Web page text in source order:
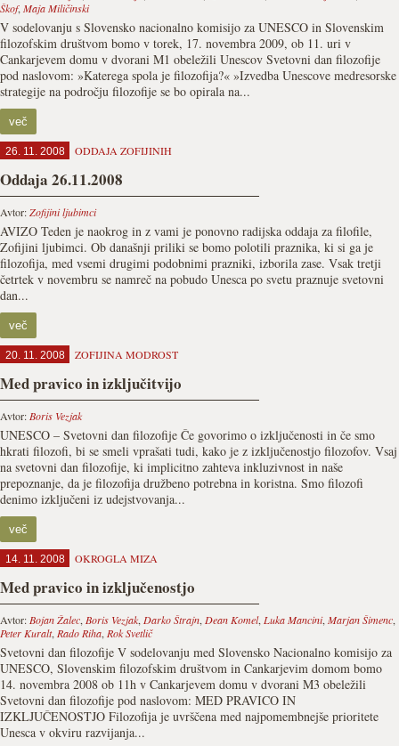
Škof, Maja Miličinski
V sodelovanju s Slovensko nacionalno komisijo za UNESCO in Slovenskim
filozofskim društvom bomo v torek, 17. novembra 2009, ob 11. uri v
Cankarjevem domu v dvorani M1 obeležili Unescov Svetovni dan filozofije
pod naslovom: »Katerega spola je filozofija?« »Izvedba Unescove medresorske
strategije na podro­čju filozofije se bo opirala na...
več
26. 11. 2008 ODDAJA ZOFIJINIH
Oddaja 26.11.2008
Avtor:Zofijini ljubimci
AVIZO Teden je naokrog in z vami je ponovno radijska oddaja za filofile,
Zofijini ljubimci. Ob današnji priliki se bomo polotili praznika, ki si ga je
filozofija, med vsemi drugimi podobnimi prazniki, izborila zase. Vsak tretji
četrtek v novembru se namreč na pobudo Unesca po svetu praznuje svetovni
dan...
več
20. 11. 2008 ZOFIJINA MODROST
Med pravico in izključitvijo
Avtor: Boris Vezjak
UNESCO – Svetovni dan filozofije Če govorimo o izključenosti in če smo
hkrati filozofi, bi se smeli vprašati tudi, kako je z izključenostjo filozofov. Vsaj
na svetovni dan filozofije, ki implicitno zahteva inkluzivnost in naše
prepoznanje, da je filozofija družbeno potrebna in koristna. Smo filozofi
denimo izključeni iz udejstvovanja...
več
14. 11. 2008 OKROGLA MIZA
Med pravico in izključenostjo
Avtor: Bojan Žalec, Boris Vezjak, Darko Štrajn, Dean Komel, Luka Mancini, Marjan Šimenc,
Peter Kuralt, Rado Riha, Rok Svetlič
Svetovni dan filozofije V sodelovanju med Slovensko Nacionalno komisijo za
UNESCO, Slovenskim filozofskim društvom in Cankarjevim domom bomo
14. novembra 2008 ob 11h v Cankarjevem domu v dvorani M3 obeležili
Svetovni dan filozofije pod naslovom: MED PRAVICO IN
IZKLJUČENOSTJO Filozofija je uvrščena med najpomembnejše prioritete
Unesca v okviru razvijanja...